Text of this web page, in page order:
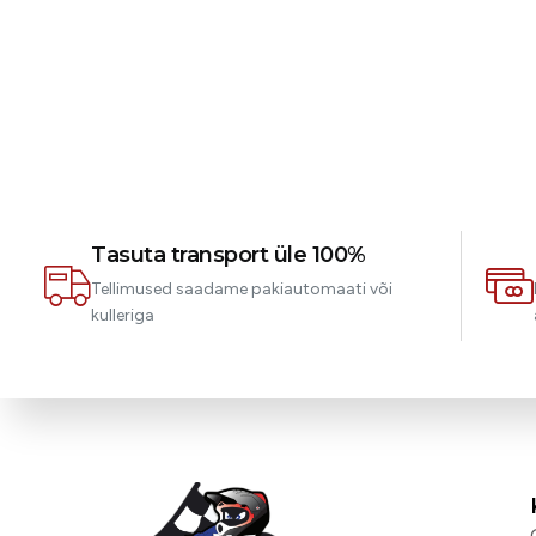
Tasuta transport üle 100%
Tellimused saadame pakiautomaati või
kulleriga